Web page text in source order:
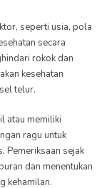
dengan
jenis
yang paling
meningkatkan
hamil, mengatasi
kunjungi Signum
Anda butuhkan.